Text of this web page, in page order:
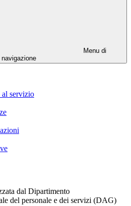
Menu di
navigazione
al servizio
dal Dipartimento
del personale e dei servizi (DAG)